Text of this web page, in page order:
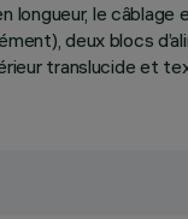
longueur, le
deux blocs
translucide et